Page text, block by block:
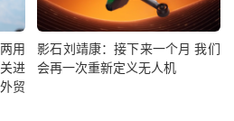
用
进
贸
影石刘靖康：接下来一个月 我们
会再一次重新定义无人机